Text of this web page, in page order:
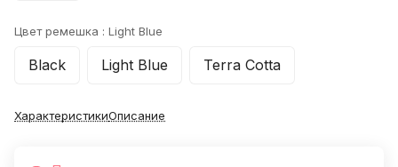
Цвет ремешка : Light Blue
Black Light Blue Terra Cotta
ХарактеристикиОписание